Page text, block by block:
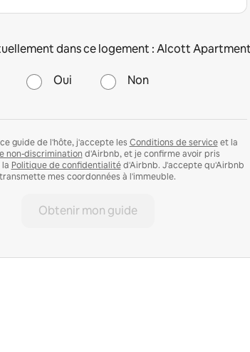
dans ce logement : Alcott
Oui Non
guide de l'hôte, j'accepte les Conditions de serviceet la
non-discrimination d'Airbnb, et je confirme avoir pris
Politique de confidentialitéd'Airbnb. J'accepte qu'Airbnb
transmette mes coordonnées à l'immeuble.
Obtenir mon guide